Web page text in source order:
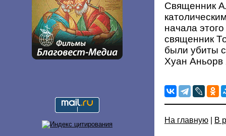
Священник
начала
священник
были убиты
Хуан
На главную В